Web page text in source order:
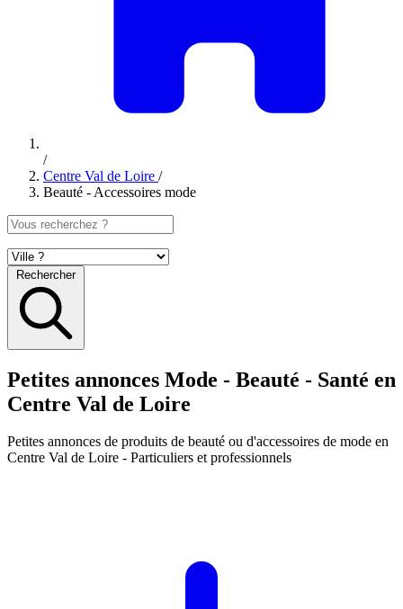
/
Centre Val de Loire /
Beauté - Accessoires mode
Rechercher
Petites annonces Mode - Beauté - Santé en
Centre Val de Loire
Petites annonces de produits de beauté ou d'accessoires de mode en
Centre Val de Loire - Particuliers et professionnels